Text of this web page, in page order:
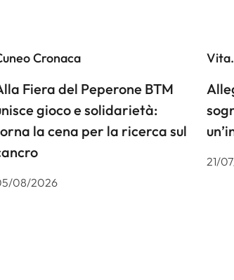
Cronaca
Fiera del Peperone BTM
gioco e solidarietà:
la cena per la ricerca sul
08/2026
21/